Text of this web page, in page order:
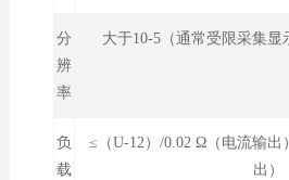
分
辨
率
大于10-5（通常受限采集显
负
载
≤（U-12）/0.02 Ω（电流
出）